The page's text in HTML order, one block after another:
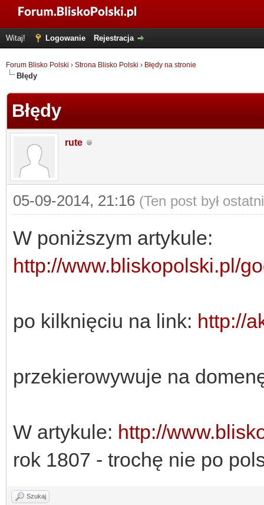
Witaj! Logowanie Rejestracja
Forum Blisko Polski › Strona Blisko Polski › Błędy na stronie
Błędy
Błędy
rute
05-09-2014, 21:16 (Ten post był
W poniższym artykule:
http://www.bliskopolski.pl/
po kilknięciu na link: http://
przekierowywuje na
W artykule: http://
rok 1807 - trochę nie po
Szukaj